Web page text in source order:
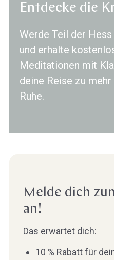
Entdecke die
Werde Teil der
und erhalte
Meditationen mit
deine Reise zu
Ruhe.
Melde dich
an!
Das erwartet dich:
10 % Rabatt für